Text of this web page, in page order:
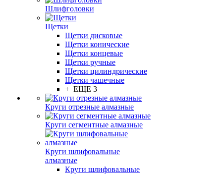
Шлифголовки
Щетки
Щетки дисковые
Щетки конические
Щетки концевые
Щетки ручные
Щетки цилиндрические
Щетки чашечные
+ ЕЩЕ 3
Круги отрезные алмазные
Круги сегментные алмазные
Круги шлифовальные
алмазные
Круги шлифовальные